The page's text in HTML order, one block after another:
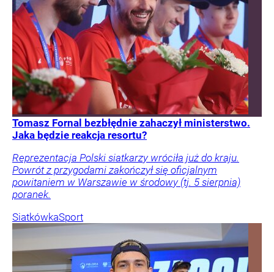
Tomasz Fornal bezbłędnie zahaczył ministerstwo.
Jaka będzie reakcja resortu?
Reprezentacja Polski siatkarzy wróciła już do kraju.
Powrót z przygodami zakończył się oficjalnym
powitaniem w Warszawie w środowy (tj. 5 sierpnia)
poranek.
SiatkówkaSport